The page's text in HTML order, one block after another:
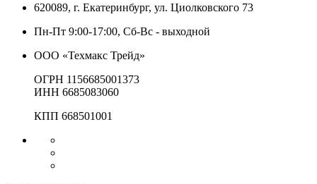
620089, г. Екатеринбург, ул. Циолковского 73
Пн-Пт 9:00-17:00, Сб-Вс - выходной
ООО «Техмакс Трейд»
ОГРН 1156685001373
ИНН 6685083060
КПП 668501001